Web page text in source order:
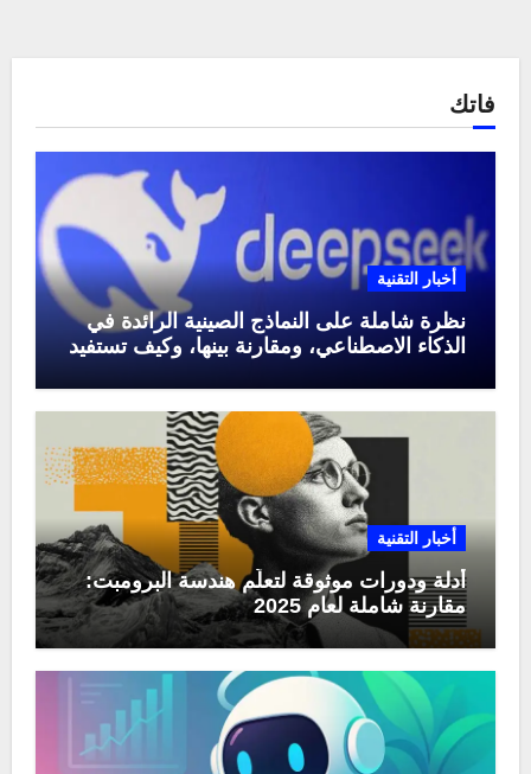
فاتك
أخبار التقنية
نظرة شاملة على النماذج الصينية الرائدة في
الذكاء الاصطناعي، ومقارنة بينها، وكيف تستفيد
أخبار التقنية
أدلة ودورات موثوقة لتعلّم هندسة البرومبت:
مقارنة شاملة لعام 2025